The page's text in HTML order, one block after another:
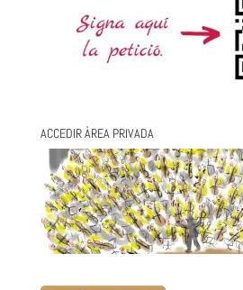
ACCEDIR ÀREA PRIVADA